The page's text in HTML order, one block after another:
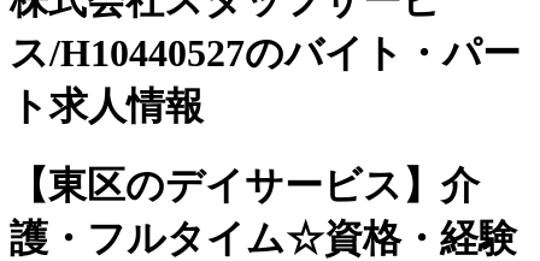
ス/H10440527のバイト・パー
ト求人情報
【東区のデイサービス】介
護・フルタイム☆資格・経験